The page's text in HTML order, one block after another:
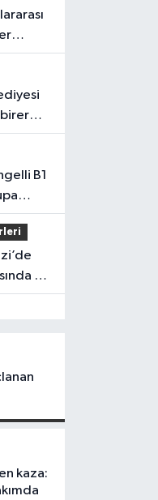
2
kaza: